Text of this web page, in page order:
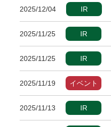
2025/12/04 IR
2025/11/25 IR
2025/11/25 IR
2025/11/19 イベント
2025/11/13 IR